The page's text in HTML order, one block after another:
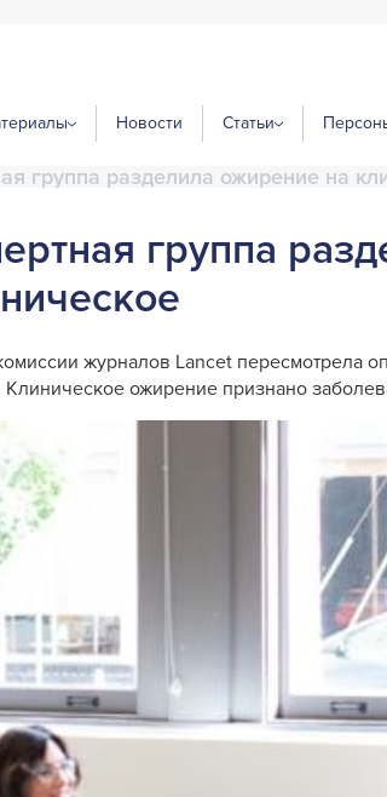
Новости Статьи
группа разделила ожирение на
группа
журналов Lancet пересмотрела
ожирение признано